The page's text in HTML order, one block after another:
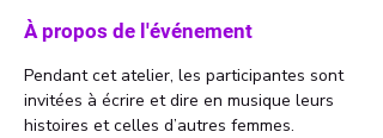
À propos de l'événement
Pendant cet atelier, les participantes sont
invitées à écrire et dire en musique leurs
histoires et celles d’autres femmes.